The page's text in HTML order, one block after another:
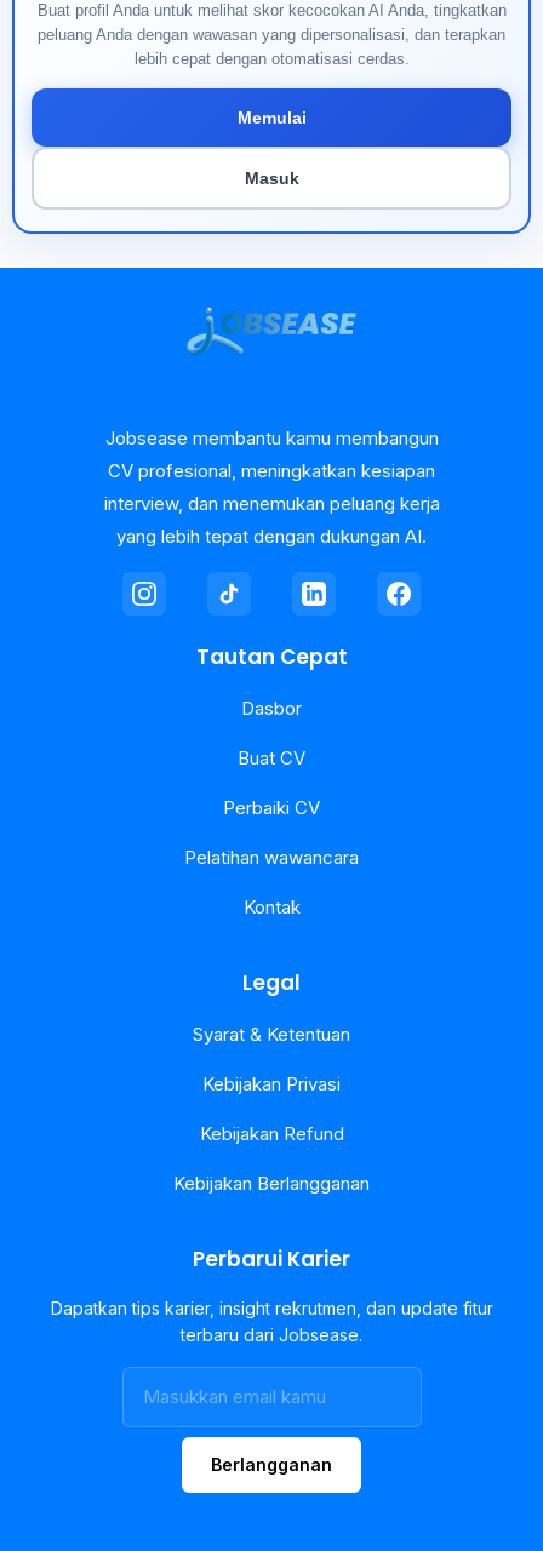
Buat profil Anda untuk melihat skor kecocokan AI Anda, tingkatkan
peluang Anda dengan wawasan yang dipersonalisasi, dan terapkan
lebih cepat dengan otomatisasi cerdas.
Memulai
Masuk
Jobsease membantu kamu membangun
CV profesional, meningkatkan kesiapan
interview, dan menemukan peluang kerja
yang lebih tepat dengan dukungan AI.
Tautan Cepat
Dasbor
Buat CV
Perbaiki CV
Pelatihan wawancara
Kontak
Legal
Syarat & Ketentuan
Kebijakan Privasi
Kebijakan Refund
Kebijakan Berlangganan
Perbarui Karier
Dapatkan tips karier, insight rekrutmen, dan update fitur
terbaru dari Jobsease.
Berlangganan